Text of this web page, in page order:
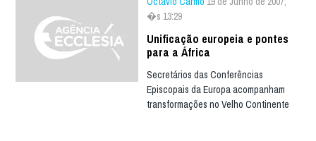
�s 13:29
Unificação europeia e pontes
para a África
Secretários das Conferências
Episcopais da Europa acompanham
transformações no Velho Continente